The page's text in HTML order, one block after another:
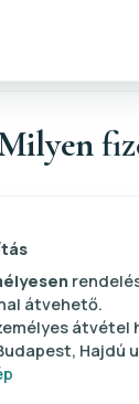
átvehető.
átvétel
Hajdú